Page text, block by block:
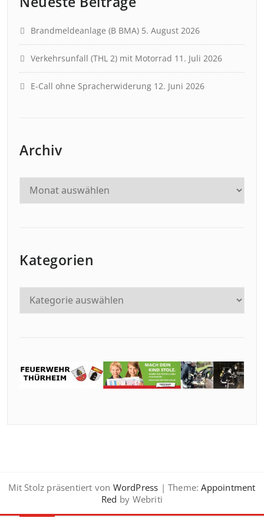
Brandmeldeanlage (B BMA) 5. August 2026
Verkehrsunfall (THL 2) mit Motorrad 11. Juli 2026
E-Call ohne Spracherwiderung 12. Juni 2026
Archiv
Kategorien
Mit Stolz präsentiert von WordPress | Theme: Appointment
Red by Webriti